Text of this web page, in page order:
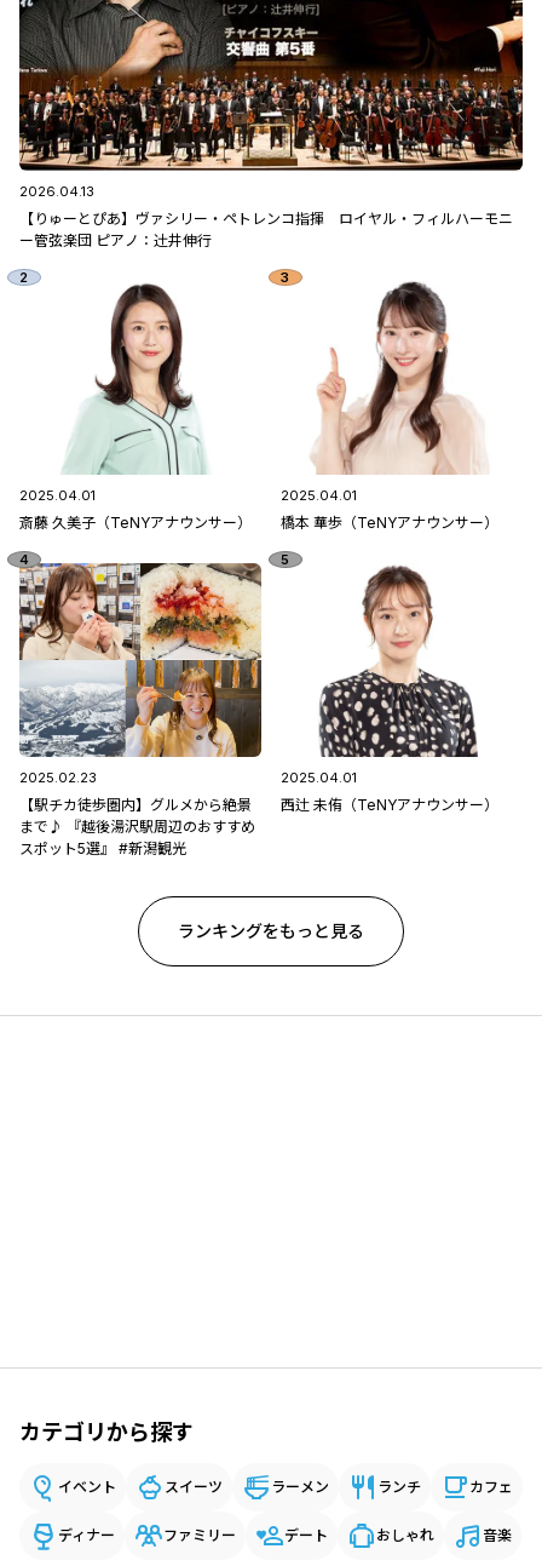
2026.04.13
【りゅーとぴあ】ヴァシリー・ペトレンコ指揮 ロイヤル・フィルハーモニ
ー管弦楽団 ピアノ：辻󠄀井伸行
2025.04.01
斎藤 久美子（TeNYアナウンサー）
2025.04.01
橋本 華歩（TeNYアナウンサー）
2025.02.23
【駅チカ徒歩圏内】グルメから絶景
まで♪ 『越後湯沢駅周辺のおすすめ
スポット5選』 #新潟観光
2025.04.01
西辻 未侑（TeNYアナウンサー）
ランキングをもっと見る
カテゴリから探す
イベント スイーツ ラーメン ランチ カフェ
ディナー ファミリー デート おしゃれ 音楽